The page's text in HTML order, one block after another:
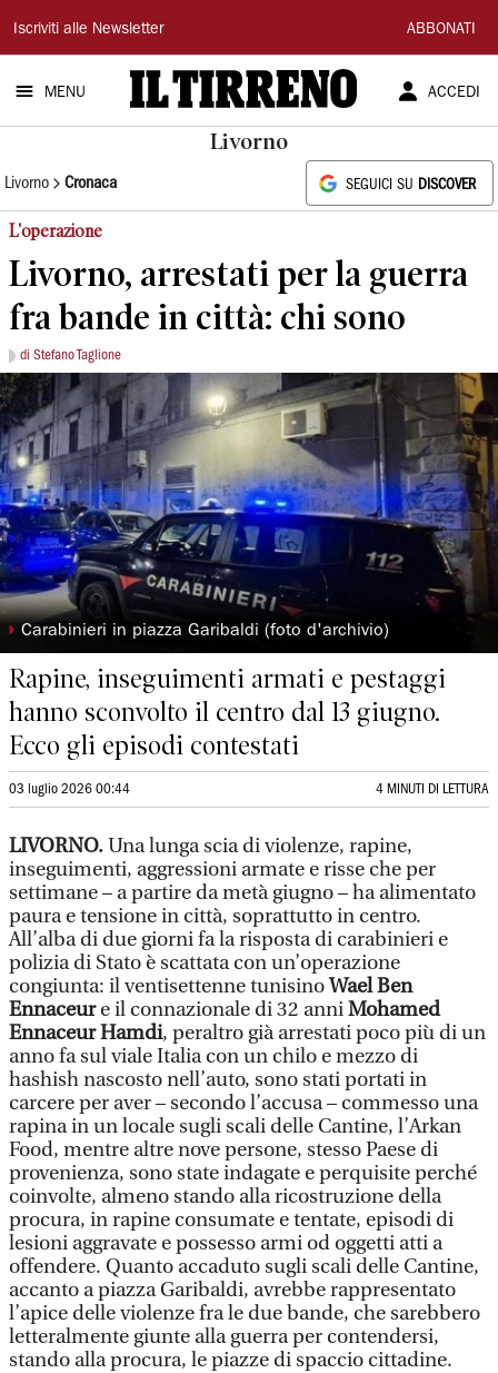
Il
Tirreno
Iscriviti alle Newsletter ABBONATI
MENU ACCEDI
Livorno
Livorno Cronaca SEGUICI SU DISCOVER
L'operazione
Livorno, arrestati per la guerra
fra bande in città: chi sono
di Stefano Taglione
◗ Carabinieri in piazza Garibaldi (foto d'archivio)
Rapine, inseguimenti armati e pestaggi
hanno sconvolto il centro dal 13 giugno.
Ecco gli episodi contestati
03 luglio 2026 00:44 4 MINUTI DI LETTURA
LIVORNO.Una lunga scia di violenze, rapine,
inseguimenti, aggressioni armate e risse che per
settimane – a partire da metà giugno – ha alimentato
paura e tensione in città, soprattutto in centro.
All’alba di due giorni fa la risposta di carabinieri e
polizia di Stato è scattata con un’operazione
congiunta: il ventisettenne tunisinoWael Ben
Ennaceure il connazionale di 32 anniMohamed
Ennaceur Hamdi, peraltro già arrestati poco più di un
anno fa sul viale Italia con un chilo e mezzo di
hashish nascosto nell’auto, sono stati portati in
carcere per aver – secondo l’accusa – commesso una
rapina in un locale sugli scali delle Cantine, l’Arkan
Food, mentre altre nove persone, stesso Paese di
provenienza, sono state indagate e perquisite perché
coinvolte, almeno stando alla ricostruzione della
procura, in rapine consumate e tentate, episodi di
lesioni aggravate e possesso armi od oggetti atti a
offendere. Quanto accaduto sugli scali delle Cantine,
accanto a piazza Garibaldi, avrebbe rappresentato
l’apice delle violenze fra le due bande, che sarebbero
letteralmente giunte alla guerra per contendersi,
stando alla procura, le piazze di spaccio cittadine.